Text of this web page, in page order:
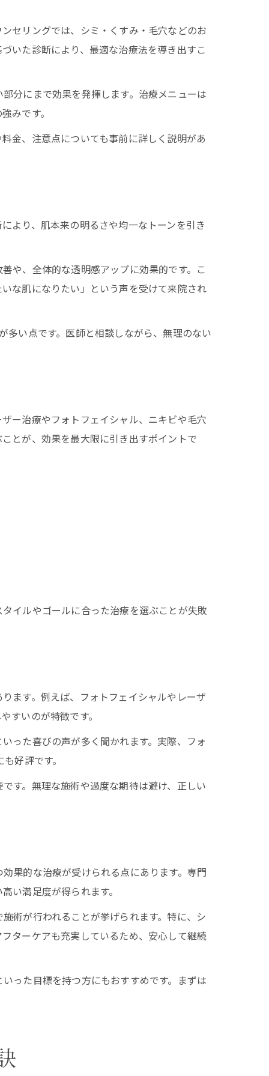
か
セリングでは、シミ・くすみ・毛穴などのお
いた診断により、最適な治療法を導き出すこ
分にまで効果を発揮します。治療メニューは
みです。
金、注意点についても事前に詳しく説明があ
より、肌本来の明るさや均一なトーンを引き
や、全体的な透明感アップに効果的です。こ
な肌になりたい」という声を受けて来院され
い点です。医師と相談しながら、無理のない
ー治療やフォトフェイシャル、ニキビや毛穴
とが、効果を最大限に引き出すポイントで
イルやゴールに合った治療を選ぶことが失敗
ます。例えば、フォトフェイシャルやレーザ
すいのが特徴です。
った喜びの声が多く聞かれます。実際、フォ
好評です。
す。無理な施術や過度な期待は避け、正しい
果的な治療が受けられる点にあります。専門
い満足度が得られます。
術が行われることが挙げられます。特に、シ
ターケアも充実しているため、安心して継続
った目標を持つ方にもおすすめです。まずは